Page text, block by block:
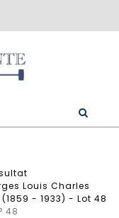
Louis Charles
(1859 - 1933) - Lot 48
48